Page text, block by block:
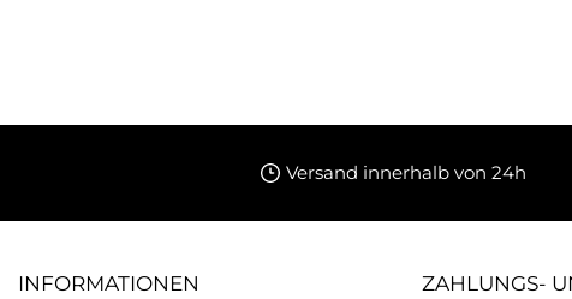
Versand innerhalb von 24h
INFORMATIONEN
ZAHLUNGS-